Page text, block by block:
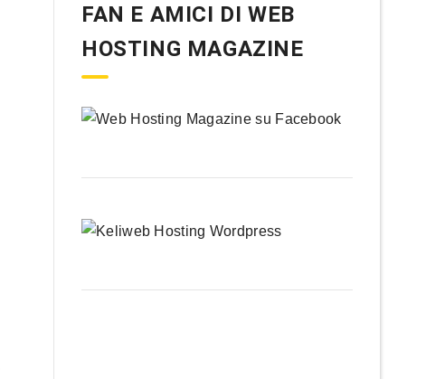
FAN E AMICI DI WEB
HOSTING MAGAZINE